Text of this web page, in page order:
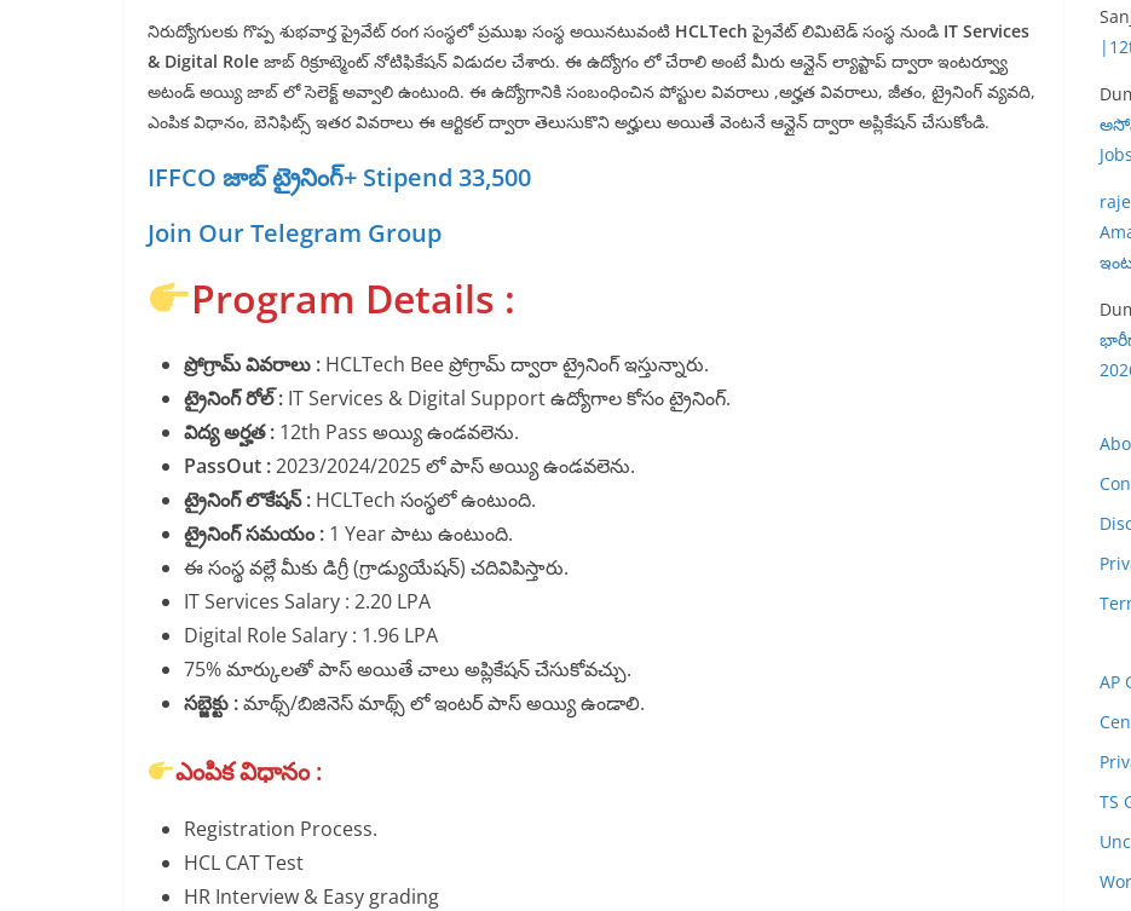
నిరుద్యోగులకు గొప్ప శుభవార్త ప్రైవేట్ రంగ సంస్థలో ప్రముఖ సంస్థ అయినటువంటి HCLTech ప్రైవేట్ లిమిటెడ్ సంస్థ నుండి IT Services
& Digital Role జాబ్ రిక్రూట్మెంట్ నోటిఫికేషన్ విడుదల చేశారు. ఈ ఉద్యోగం లో చేరాలి అంటే మీరు ఆన్లైన్ ల్యాప్టాప్ ద్వారా ఇంటర్వ్యూ
అటండ్ అయ్యి జాబ్ లో సెలెక్ట్ అవ్వాలి ఉంటుంది. ఈ ఉద్యోగానికి సంబంధించిన పోస్టుల వివరాలు ,అర్హత వివరాలు, జీతం, ట్రైనింగ్ వ్యవది,
ఎంపిక విధానం, బెనిఫిట్స్ ఇతర వివరాలు ఈ ఆర్టికల్ ద్వారా తెలుసుకొని అర్హులు అయితే వెంటనే ఆన్లైన్ ద్వారా అప్లికేషన్ చేసుకోండి.
IFFCO జాబ్ ట్రైనింగ్+ Stipend 33,500
Join Our Telegram Group
Program Details :
ప్రోగ్రామ్ వివరాలు : HCLTech Bee ప్రోగ్రామ్ ద్వారా ట్రైనింగ్ ఇస్తున్నారు.
ట్రైనింగ్ రోల్ : IT Services & Digital Support ఉద్యోగాల కోసం ట్రైనింగ్.
విద్య అర్హత : 12th Pass అయ్యి ఉండవలెను.
PassOut :2023/2024/2025 లో పాస్ అయ్యి ఉండవలెను.
ట్రైనింగ్ లొకేషన్ : HCLTech సంస్థలో ఉంటుంది.
ట్రైనింగ్ సమయం : 1 Year పాటు ఉంటుంది.
ఈ సంస్థ వల్లే మీకు డిగ్రీ (గ్రాడ్యుయేషన్) చదివిపిస్తారు.
IT Services Salary : 2.20 LPA
Digital Role Salary : 1.96 LPA
75% మార్కులతో పాస్ అయితే చాలు అప్లికేషన్ చేసుకోవచ్చు.
సబ్జెక్టు :మాథ్స్/బిజినెస్ మాథ్స్ లో ఇంటర్ పాస్ అయ్యి ఉండాలి.
ఎంపిక విధానం :
Registration Process.
HCL CAT Test
HR Interview & Easy grading
AP
TS